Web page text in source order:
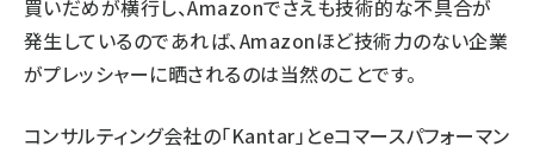
買いだめが横行し、Amazonでさえも技術的な不具合が
発生しているのであれば、Amazonほど技術力のない企業
がプレッシャーに晒されるのは当然のことです。
コンサルティング会社の「Kantar」とeコマースパフォーマン